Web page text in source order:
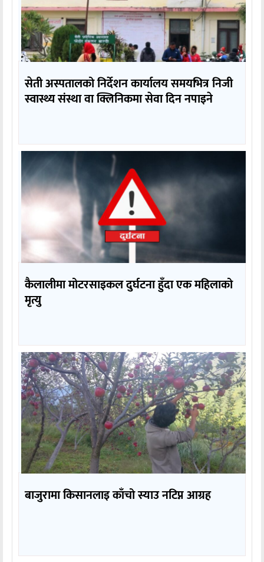
सेती अस्पतालको निर्देशन कार्यालय समयभित्र निजी
स्वास्थ्य संस्था वा क्लिनिकमा सेवा दिन नपाइने
कैलालीमा मोटरसाइकल दुर्घटना हुँदा एक महिलाको
मृत्यु
बाजुरामा किसानलाइ काँचो स्याउ नटिप्न आग्रह